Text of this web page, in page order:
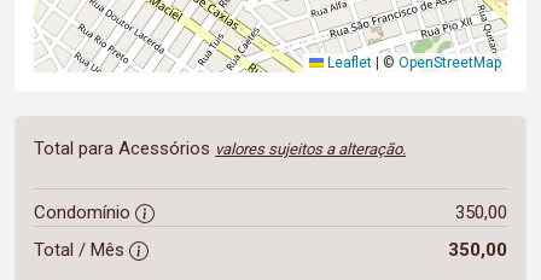
Leaflet © OpenStreetMap
Total para Acessórios valores sujeitos a alteração.
Condomínio
350,00
Total / Mês
350,00